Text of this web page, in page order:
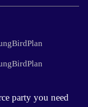
party you need